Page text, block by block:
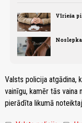
Vīrieša
Valsts policija atgādina,
vainīgu, kamēr tās
pierādīta likumā